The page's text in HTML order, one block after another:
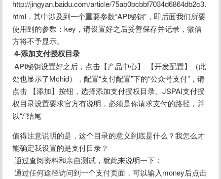
http://jingyan.baidu.com/article/75ab0bcbbf7034d6864db2c3.
html，其中涉及到一个重要参数“API秘钥”，即后面我们所要
使用到的参数：key，请设置好之后妥善保存并记录，微信
方将不予显示。
4-添加支付授权目录
处也显示了Mchid），配置“支付配置”下的“公众号支付”，请
点击 【添加】按钮，选择添加支付授权目录。JSPAI支付授
权目录设置要求官方有说明，必须是你请求支付的路径，并
以“/”结尾
值得注意说明的是，这个目录的意义到底是什么？我怎么才
能确定我设置的是支付目录？
通过查阅资料和亲自测试，就此来说明一下：